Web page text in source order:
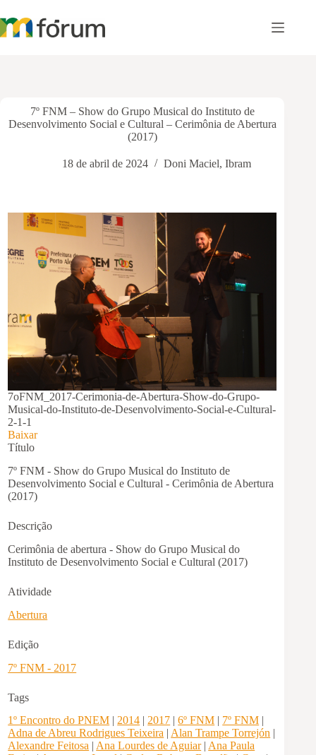
para
o
7º FNM – Show do Grupo Musical do Instituto de
Desenvolvimento Social e Cultural – Cerimônia de Abertura
(2017)
18 de abril de 2024 Doni Maciel, Ibram
7oFNM_2017-Cerimonia-de-Abertura-Show-do-Grupo-
Musical-do-Instituto-de-Desenvolvimento-Social-e-Cultural-
2-1-1
Baixar
Título
7º FNM - Show do Grupo Musical do Instituto de
Desenvolvimento Social e Cultural - Cerimônia de Abertura
(2017)
Descrição
Cerimônia de abertura - Show do Grupo Musical do
Instituto de Desenvolvimento Social e Cultural (2017)
Atividade
Abertura
Edição
7º FNM - 2017
Tags
1º Encontro do PNEM |2014 |2017 |6º FNM 7º FNM
Adna de Abreu Rodrigues Teixeira |Alan Trampe Torrejón
Alexandre Feitosa |Ana Lourdes de Aguiar|Ana Paula